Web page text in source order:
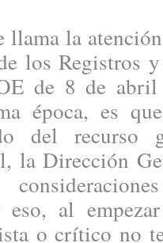
la atención
los Registros
de 8 de
época, es
del recurso
la Dirección
eso, al
o crítico no